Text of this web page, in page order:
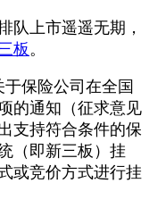
队上市遥遥无期，
板。
保险公司在全国
的通知（征求意见
支持符合条件的保
（即新三板）挂
或竞价方式进行挂